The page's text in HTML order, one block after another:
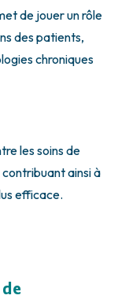
de jouer un rôle
des patients,
chroniques
les soins de
ainsi à
efficace.